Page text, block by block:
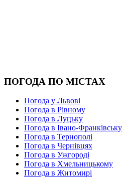
ПОГОДА ПО МІСТАХ
Погода у Львові
Погода в Рівному
Погода в Луцьку
Погода в Івано-Франківську
Погода в Тернополі
Погода в Чернівцях
Погода в Ужгороді
Погода в Хмельницькому
Погода в Житомирі